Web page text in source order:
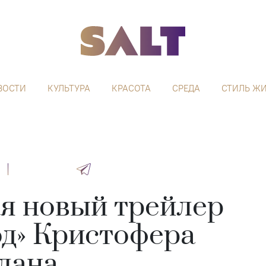
КУЛЬТУРА КРАСОТА СРЕДА СТИЛЬ
новый трейлер
Кристофера